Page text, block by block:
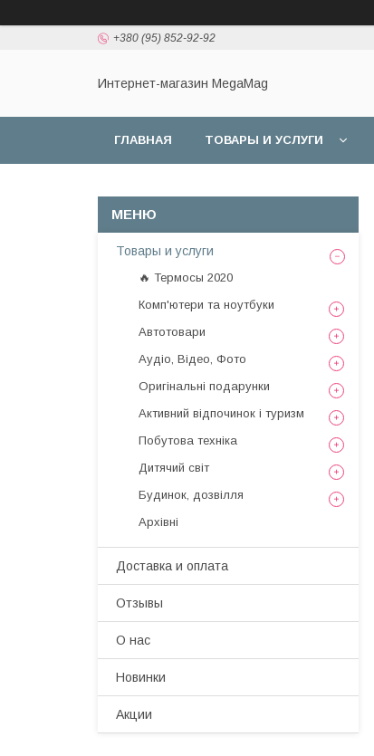
+380 (95) 852-92-92
Интернет-магазин MegaMag
ГЛАВНАЯ ТОВАРЫ И УСЛУГИ
Товары и услуги
🔥 Термосы 2020
Комп'ютери та ноутбуки
Автотовари
Аудіо, Відео, Фото
Оригінальні подарунки
Активний відпочинок і туризм
Побутова техніка
Дитячий світ
Будинок, дозвілля
Архівні
Доставка и оплата
Отзывы
О нас
Новинки
Акции